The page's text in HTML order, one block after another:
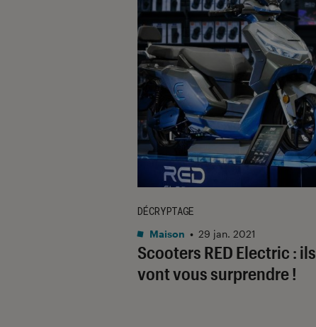
Scooters RED Electric : ils
vont vous surprendre !
DÉCRYPTAGE
Maison • 29 jan. 2021